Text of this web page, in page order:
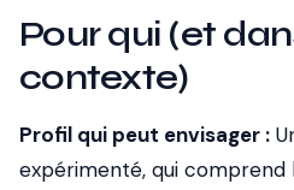
Pour qui (et
contexte)
Profil qui peut envisager :
expérimenté, qui comprend